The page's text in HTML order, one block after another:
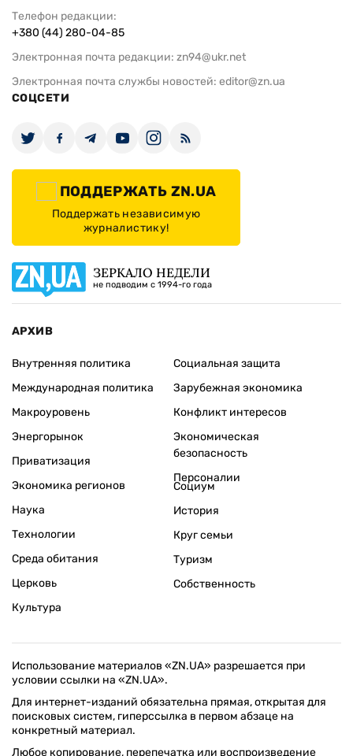
Телефон редакции:
+380 (44) 280-04-85
Электронная почта редакции: zn94@ukr.net
Электронная почта службы новостей: editor@zn.ua
СОЦСЕТИ
ПОДДЕРЖАТЬ ZN.UA
Поддержать независимую
журналистику!
ЗЕРКАЛО НЕДЕЛИ
не подводим с 1994-го года
АРХИВ
Внутренняя политика
Международная политика
Макроуровень
Энергорынок
Приватизация
Экономика регионов
Социальная защита
Зарубежная экономика
Конфликт интересов
Экономическая
безопасность
Персоналии
Наука
Технологии
Среда обитания
Церковь
Культура
Социум
История
Круг семьи
Туризм
Собственность
Использование материалов «ZN.UA» разрешается при
условии ссылки на «ZN.UA».
Для интернет-изданий обязательна прямая, открытая для
поисковых систем, гиперссылка в первом абзаце на
конкретный материал.
Любое копирование, перепечатка или воспроизведение